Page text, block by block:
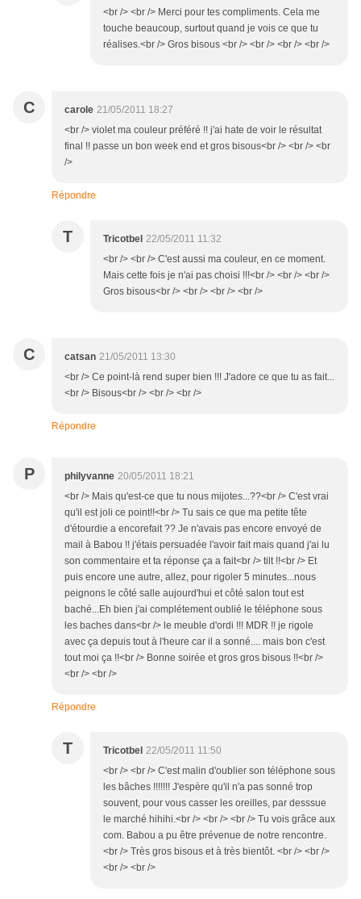
<br /> <br /> Merci pour tes compliments. Cela me
touche beaucoup, surtout quand je vois ce que tu
réalises.<br /> Gros bisous <br /> <br /> <br /> <br />
C carole 21/05/2011 18:27
<br /> violet ma couleur préféré !! j'ai hate de voir le résultat
final !! passe un bon week end et gros bisous<br /> <br /> <br
/>
Répondre
T Tricotbel 22/05/2011 11:32
<br /> <br /> C'est aussi ma couleur, en ce moment.
Mais cette fois je n'ai pas choisi !!!<br /> <br /> <br />
Gros bisous<br /> <br /> <br /> <br />
C catsan 21/05/2011 13:30
<br /> Ce point-là rend super bien !!! J'adore ce que tu as fait...
<br /> Bisous<br /> <br /> <br />
Répondre
P philyvanne 20/05/2011 18:21
<br /> Mais qu'est-ce que tu nous mijotes...??<br /> C'est vrai
qu'il est joli ce point!!<br /> Tu sais ce que ma petite tête
d'étourdie a encorefait ?? Je n'avais pas encore envoyé de
mail à Babou !! j'étais persuadée l'avoir fait mais quand j'ai lu
son commentaire et ta réponse ça a fait<br /> tilt !!<br /> Et
puis encore une autre, allez, pour rigoler 5 minutes...nous
peignons le côté salle aujourd'hui et côté salon tout est
baché...Eh bien j'ai complétement oublié le téléphone sous
les baches dans<br /> le meuble d'ordi !!! MDR !! je rigole
avec ça depuis tout à l'heure car il a sonné.... mais bon c'est
tout moi ça !!<br /> Bonne soirée et gros gros bisous !!<br />
<br /> <br />
Répondre
T Tricotbel 22/05/2011 11:50
<br /> <br /> C'est malin d'oublier son téléphone sous
les bâches !!!!!!! J'espère qu'il n'a pas sonné trop
souvent, pour vous casser les oreilles, par desssue
le marché hihihi.<br /> <br /> <br /> Tu vois grâce aux
com. Babou a pu être prévenue de notre rencontre.
<br /> Très gros bisous et à très bientôt. <br /> <br />
<br /> <br />